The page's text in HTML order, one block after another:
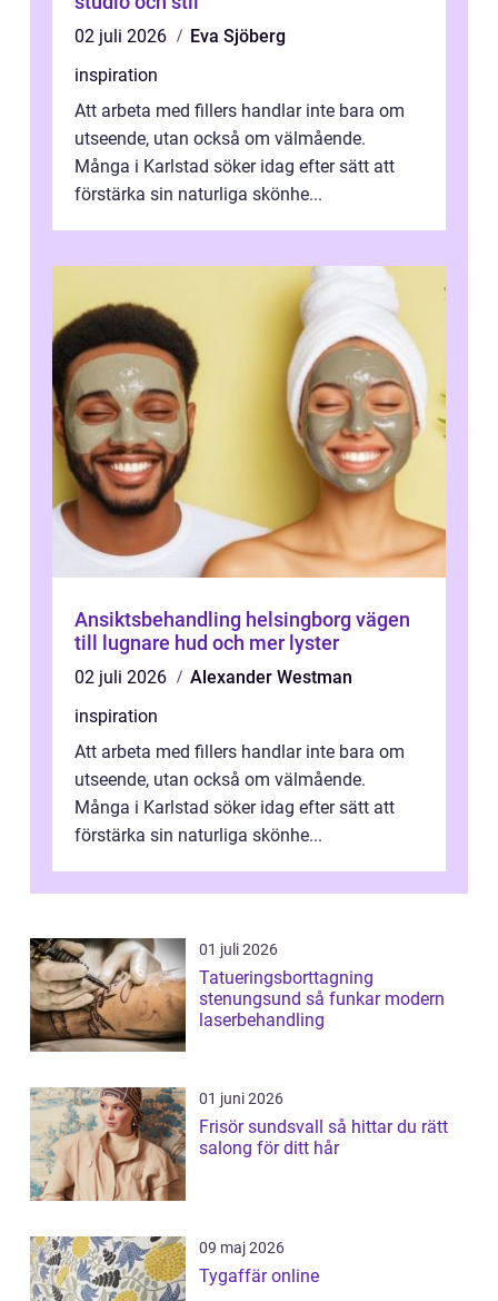
02 juli 2026
Eva Sjöberg
inspiration
Att arbeta med fillers handlar inte bara om
utseende, utan också om välmående.
Många i Karlstad söker idag efter sätt att
förstärka sin naturliga skönhe...
Ansiktsbehandling helsingborg vägen
till lugnare hud och mer lyster
02 juli 2026
Alexander Westman
inspiration
Att arbeta med fillers handlar inte bara om
utseende, utan också om välmående.
Många i Karlstad söker idag efter sätt att
förstärka sin naturliga skönhe...
01 juli 2026
Tatueringsborttagning
stenungsund så funkar modern
laserbehandling
01 juni 2026
Frisör sundsvall så hittar du rätt
salong för ditt hår
09 maj 2026
Tygaffär online